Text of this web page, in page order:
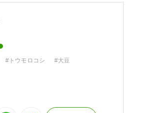
#トウモロコシ
#大豆